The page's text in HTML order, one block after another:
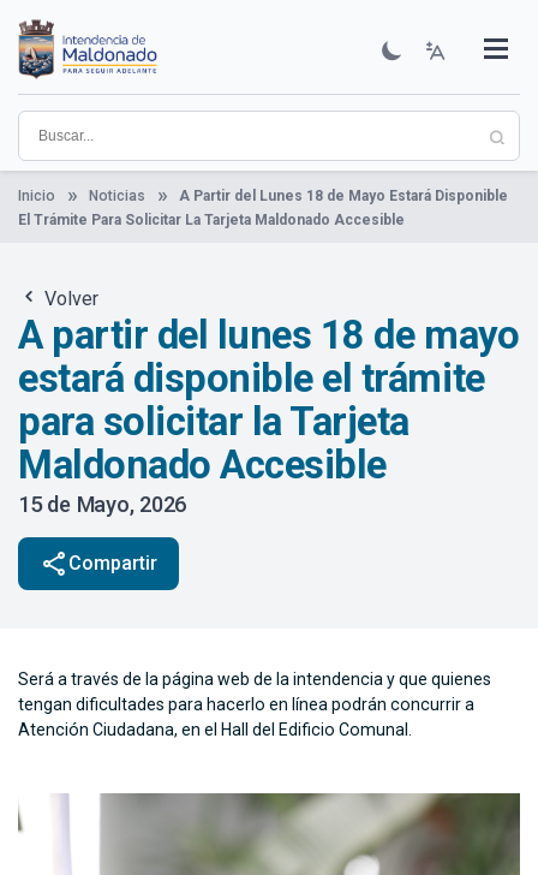
contenido
principal
Institucional
Municipios
Descubre Maldonado
Comunicación
Servicios
Guía De Trámites
Ver Noticias
Inicio Noticias
A Partir del Lunes 18 de Mayo Estará Disponible
El Trámite Para Solicitar La Tarjeta Maldonado Accesible
Volver
A partir del lunes 18 de mayo
estará disponible el trámite
para solicitar la Tarjeta
Maldonado Accesible
15 de Mayo, 2026
share Compartir
Será a través de la página web de la intendencia y que quienes
tengan dificultades para hacerlo en línea podrán concurrir a
Atención Ciudadana, en el Hall del Edificio Comunal.